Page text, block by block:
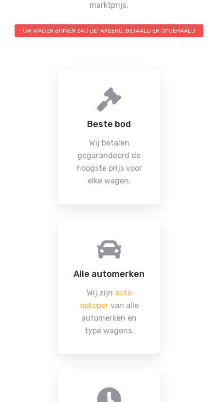
marktprijs.
UW WAGEN BINNEN 24U GETAXEERD, BETAALD EN OPGEHAALD
Beste bod
Wij betalen
gegarandeerd de
hoogste prijs voor
elke wagen.
Alle automerken
Wij zijn auto
opkopervan alle
automerken en
type wagens.